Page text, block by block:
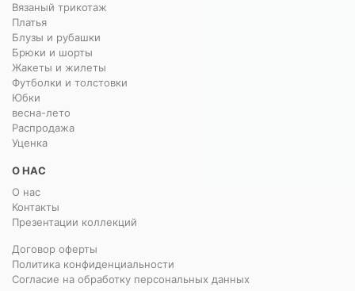
Вязаный трикотаж
Платья
Блузы и рубашки
Брюки и шорты
Жакеты и жилеты
Футболки и толстовки
Юбки
весна-лето
Распродажа
Уценка
О НАС
О нас
Контакты
Презентации коллекций
Договор оферты
Политика конфиденциальности
Согласие на обработку персональных данных